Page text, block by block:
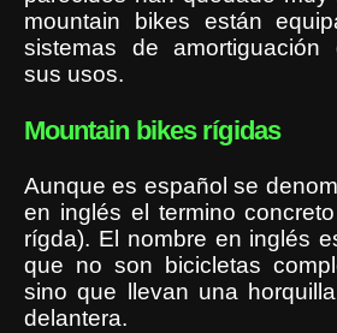
mountain bikes están
sistemas de amortiguación
sus usos.
Mountain bikes rígidas
Aunque es español se
en inglés el termino
rígda). El nombre en inglés
que no son bicicletas
sino que llevan una
delantera.